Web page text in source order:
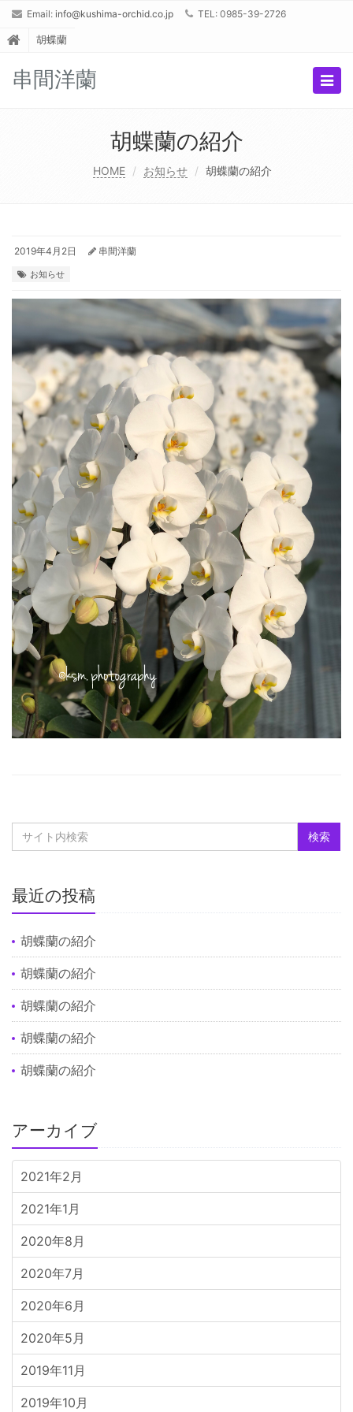
Email: info@kushima-orchid.co.jp TEL: 0985-39-2726
胡蝶蘭
串間洋蘭
胡蝶蘭の紹介
HOME お知らせ 胡蝶蘭の紹介
2019年4月2日 串間洋蘭
お知らせ
最近の投稿
胡蝶蘭の紹介
胡蝶蘭の紹介
胡蝶蘭の紹介
胡蝶蘭の紹介
胡蝶蘭の紹介
アーカイブ
2021年2月
2021年1月
2020年8月
2020年7月
2020年6月
2020年5月
2019年11月
2019年10月